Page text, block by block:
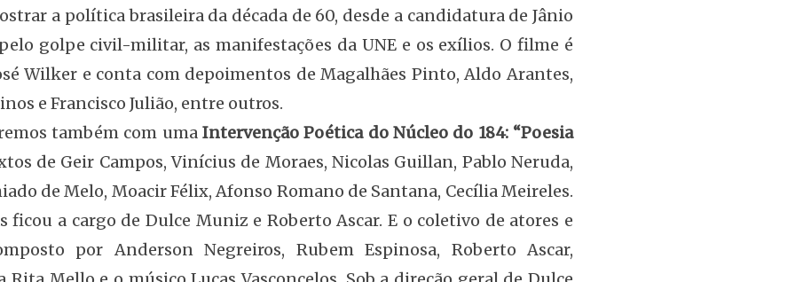
a política brasileira da década de 60, desde a candidatura de Jânio
golpe civil-militar, as manifestações da UNE e os exílios. O filme é
Wilker e conta com depoimentos de Magalhães Pinto, Aldo Arantes,
e Francisco Julião, entre outros.
também com uma Intervenção Poética do Núcleo do 184: “Poesia
de Geir Campos, Vinícius de Moraes, Nicolas Guillan, Pablo Neruda,
de Melo, Moacir Félix, Afonso Romano de Santana, Cecília Meireles.
ficou a cargo de Dulce Muniz e Roberto Ascar. E o coletivo de atores e
por Anderson Negreiros, Rubem Espinosa, Roberto Ascar,